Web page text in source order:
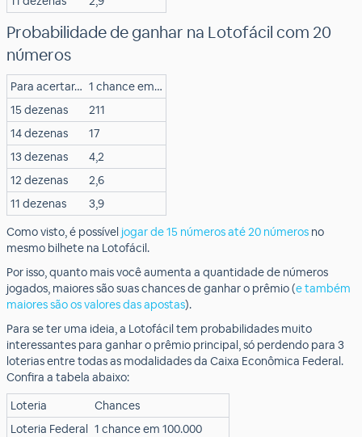
Probabilidade de ganhar na Lotofácil com 20
números
Para acertar… 1 chance em…
15 dezenas
211
14 dezenas
17
13 dezenas
4,2
12 dezenas
2,6
11 dezenas
3,9
Como visto, é possível jogar de 15 números até 20 números no
mesmo bilhete na Lotofácil.
Por isso, quanto mais você aumenta a quantidade de números
jogados, maiores são suas chances de ganhar o prêmio (e também
maiores são os valores das apostas).
Para se ter uma ideia, a Lotofácil tem probabilidades muito
interessantes para ganhar o prêmio principal, só perdendo para 3
loterias entre todas as modalidades da Caixa Econômica Federal.
Confira a tabela abaixo:
Loteria
Chances
Loteria Federal 1 chance em 100.000